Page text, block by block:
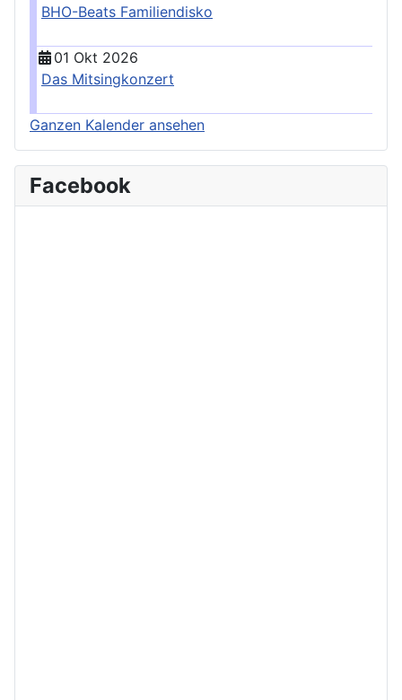
BHO-Beats Familiendisko
01 Okt 2026
Das Mitsingkonzert
Ganzen Kalender ansehen
Facebook